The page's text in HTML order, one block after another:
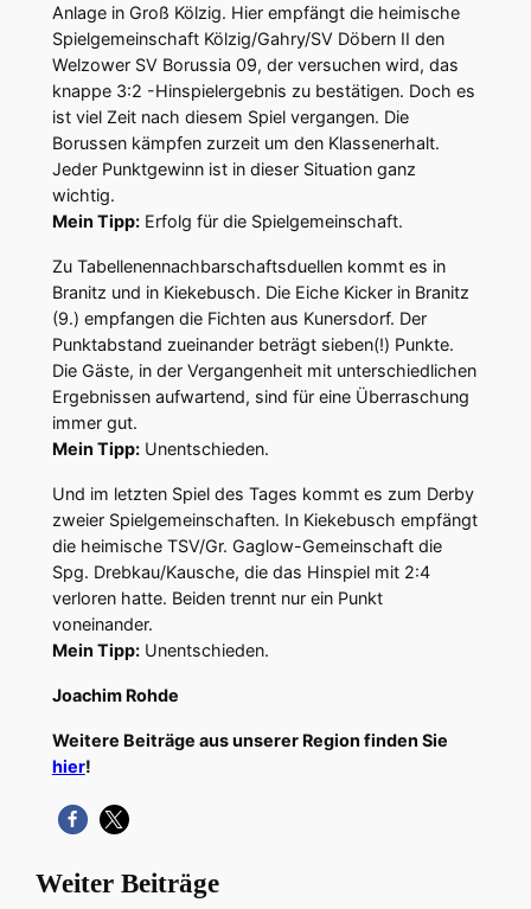
Anlage in Groß Kölzig. Hier empfängt die heimische
Spielgemeinschaft Kölzig/Gahry/SV Döbern II den
Welzower SV Borussia 09, der versuchen wird, das
knappe 3:2 -Hinspielergebnis zu bestätigen. Doch es
ist viel Zeit nach diesem Spiel vergangen. Die
Borussen kämpfen zurzeit um den Klassenerhalt.
Jeder Punktgewinn ist in dieser Situation ganz
wichtig.
Mein Tipp:Erfolg für die Spielgemeinschaft.
Zu Tabellenennachbarschaftsduellen kommt es in
Branitz und in Kiekebusch. Die Eiche Kicker in Branitz
(9.) empfangen die Fichten aus Kunersdorf. Der
Punktabstand zueinander beträgt sieben(!) Punkte.
Die Gäste, in der Vergangenheit mit unterschiedlichen
Ergebnissen aufwartend, sind für eine Überraschung
immer gut.
Mein Tipp:Unentschieden.
Und im letzten Spiel des Tages kommt es zum Derby
zweier Spielgemeinschaften. In Kiekebusch empfängt
die heimische TSV/Gr. Gaglow-Gemeinschaft die
Spg. Drebkau/Kausche, die das Hinspiel mit 2:4
verloren hatte. Beiden trennt nur ein Punkt
voneinander.
Mein Tipp:Unentschieden.
Joachim Rohde
Weitere Beiträge aus unserer Region finden Sie
hier!
Weiter Beiträge